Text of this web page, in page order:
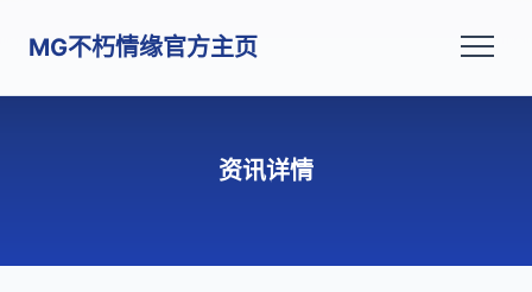
MG不朽情缘官方主页
资讯详情